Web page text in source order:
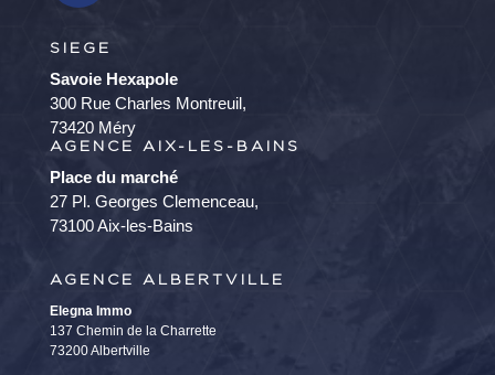
SIEGE
Savoie Hexapole
300 Rue Charles Montreuil,
73420 Méry
AGENCE AIX-LES-BAINS
Place du marché
27 Pl. Georges Clemenceau,
73100 Aix-les-Bains
AGENCE ALBERTVILLE
Elegna Immo
137 Chemin de la Charrette
73200 Albertville